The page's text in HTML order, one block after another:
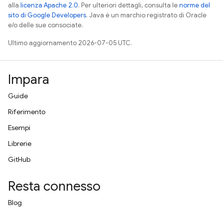
alla licenza Apache 2.0. Per ulteriori dettagli, consulta lenorme del
sito di Google Developers. Java è un marchio registrato di Oracle
e/o delle sue consociate.
Ultimo aggiornamento 2026-07-05 UTC.
Impara
Guide
Riferimento
Esempi
Librerie
GitHub
Resta connesso
Blog